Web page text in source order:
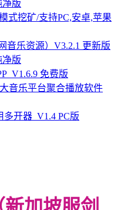
净版
式挖矿/支持PC,安卓,苹果
音乐资源）V3.2.1 更新版
净版
免费版
音乐平台聚合播放软件
开器_V1.4 PC版